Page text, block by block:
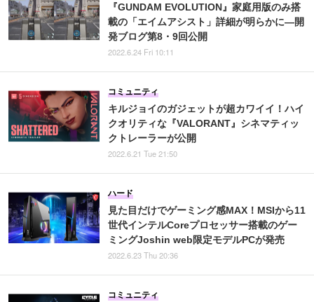
『GUNDAM EVOLUTION』家庭用版のみ搭
載の「エイムアシスト」詳細が明らかに―開
発ブログ第8・9回公開
2022.6.24 Fri 10:11
キルジョイのガジェットが超カワイイ！ハイ
クオリティな『VALORANT』シネマティッ
クトレーラーが公開
コミュニティ
2022.6.21 Tue 21:50
見た目だけでゲーミング感MAX！MSIから11
世代インテルCoreプロセッサー搭載のゲー
ミングJoshin web限定モデルPCが発売
ハード
2022.6.23 Thu 20:36
コミュニティ